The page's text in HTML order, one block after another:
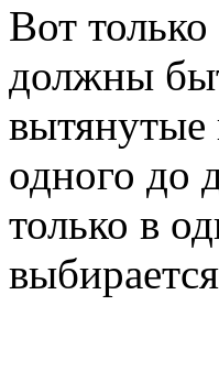
Вот
должны
вытянутые
одного до
только в